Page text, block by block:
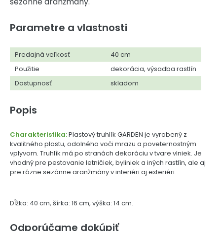
Parametre a vlastnosti
Predajná veľkosť
40 cm
Použitie
dekorácia, výsadba rastlín
Dostupnosť
skladom
Popis
Charakteristika:Plastový truhlík GARDEN je vyrobený z
kvalitného plastu, odolného voči mrazu a poveternostným
vplyvom. Truhlík má po stranách dekoráciu v tvare vlniek. Je
vhodný pre pestovanie letničiek, byliniek a iných rastlín, ale aj
pre rôzne sezónne aranžmány v interiéri aj exteriéri.
Dĺžka: 40 cm, šírka: 16 cm, výška: 14 cm.
Odporúčame dokúpiť